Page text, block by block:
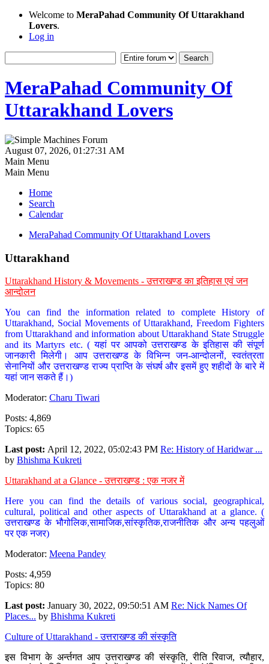
Welcome to MeraPahad Community Of Uttarakhand
Lovers.
Log in
MeraPahad Community Of
Uttarakhand Lovers
August 07, 2026, 01:27:31 AM
Main Menu
Main Menu
Home
Search
Calendar
MeraPahad Community Of Uttarakhand Lovers
Uttarakhand
Uttarakhand History & Movements - उत्तराखण्ड का इतिहास एवं जन
आन्दोलन
You can find the information related to complete History of
Uttarakhand, Social Movements of Uttarakhand, Freedom Fighters
from Uttarakhand and information about Uttarakhand State Struggle
and its Martyrs etc. ( यहां पर आपको उत्तराखण्ड के इतिहास की संपूर्ण
जानकारी मिलेगी। आप उत्तराखण्ड के विभिन्न जन-आन्दोलनों, स्वतंत्रता
सेनानियों और उत्तराखण्ड राज्य प्राप्ति के संघर्ष और इसमें हुए शहीदों के बारे में
यहां जान सकते हैं।)
Moderator: Charu Tiwari
Posts: 4,869
Topics: 65
Last post: April 12, 2022, 05:02:43 PM Re: History of Haridwar ...
by Bhishma Kukreti
Uttarakhand at a Glance - उत्तराखण्ड : एक नजर में
Here you can find the details of various social, geographical,
cultural, political and other aspects of Uttarakhand at a glance. (
उत्तराखण्ड के भौगोलिक,सामाजिक,सांस्कृतिक,राजनीतिक और अन्य पहलुओं
पर एक नजर)
Moderator: Meena Pandey
Posts: 4,959
Topics: 80
Last post: January 30, 2022, 09:50:51 AM Re: Nick Names Of
Places... by Bhishma Kukreti
Culture of Uttarakhand - उत्तराखण्ड की संस्कृति
इस विभाग के अर्न्तगत आप उत्तराखण्ड की संस्कृति, रीति रिवाज, त्यौहार,